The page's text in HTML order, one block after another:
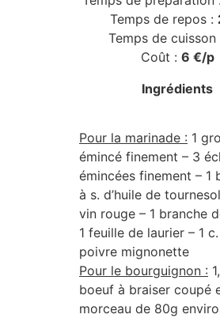
Temps de repos :
Temps de cuisson
Coût : 6 €/p
Ingrédients
Pour la marinade : 1
émincé finement – 3
émincées finement – 1
à s. d’huile de
vin rouge – 1 branche
1 feuille de laurier – 1
poivre mignonette
Pour le bourguignon :
boeuf à braiser coupé
morceau de 80g